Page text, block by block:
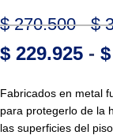
$270.500 - $
$ 229.925 - $
Fabricados en metal
para protegerlo de la
las superficies del